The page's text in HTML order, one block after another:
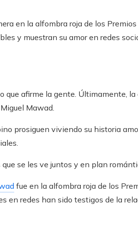
en la alfombra roja de los
y muestran su amor en redes
que afirme la gente. Últimamente, la
Mawad.
prosiguen viviendo su historia
se les ve juntos y en plan
fue en la alfombra roja de los
en redes han sido testigos de la